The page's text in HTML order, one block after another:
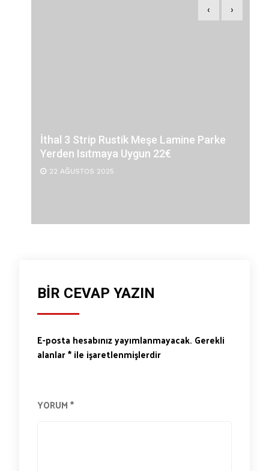
İthal 3 Strip Rustik Meşe Lamine Parke
Yerden Isıtmaya Uygun 22€
22 AĞUSTOS 2025
‹ ›
BIR CEVAP YAZIN
E-posta hesabınız yayımlanmayacak. Gerekli
alanlar*ile işaretlenmişlerdir
YORUM*